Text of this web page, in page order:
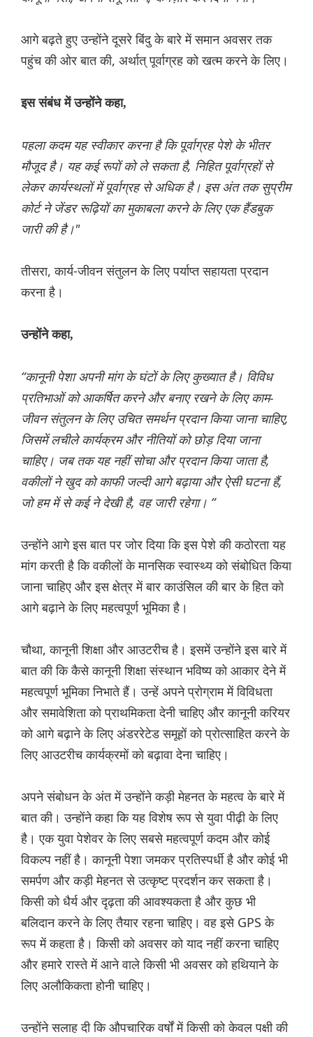
आगे बढ़ते हुए उन्होंने दूसरे बिंदु के बारे में समान अवसर तक
पहुंच की ओर बात की, अर्थात् पूर्वाग्रह को खत्म करने के लिए।
इस संबंध में उन्होंने कहा,
पहला कदम यह स्वीकार करना है कि पूर्वाग्रह पेशे के भीतर
मौजूद है। यह कई रूपों को ले सकता है, निहित पूर्वाग्रहों से
लेकर कार्यस्थलों में पूर्वाग्रह से अधिक है। इस अंत तक सुप्रीम
कोर्ट ने जेंडर रूढ़ियों का मुकाबला करने के लिए एक हैंडबुक
जारी की है।"
तीसरा, कार्य-जीवन संतुलन के लिए पर्याप्त सहायता प्रदान
करना है।
उन्होंने कहा,
“कानूनी पेशा अपनी मांग के घंटों के लिए कुख्यात है। विविध
प्रतिभाओं को आकर्षित करने और बनाए रखने के लिए काम-
जीवन संतुलन के लिए उचित समर्थन प्रदान किया जाना चाहिए,
जिसमें लचीले कार्यक्रम और नीतियों को छोड़ दिया जाना
चाहिए। जब तक यह नहीं सोचा और प्रदान किया जाता है,
वकीलों ने खुद को काफी जल्दी आगे बढ़ाया और ऐसी घटना हैं,
जो हम में से कई ने देखी है, वह जारी रहेगा। ”
उन्होंने आगे इस बात पर जोर दिया कि इस पेशे की कठोरता यह
मांग करती है कि वकीलों के मानसिक स्वास्थ्य को संबोधित किया
जाना चाहिए और इस क्षेत्र में बार काउंसिल की बार के हित को
आगे बढ़ाने के लिए महत्वपूर्ण भूमिका है।
चौथा, कानूनी शिक्षा और आउटरीच है। इसमें उन्होंने इस बारे में
बात की कि कैसे कानूनी शिक्षा संस्थान भविष्य को आकार देने में
महत्वपूर्ण भूमिका निभाते हैं। उन्हें अपने प्रोग्राम में विविधता
और समावेशिता को प्राथमिकता देनी चाहिए और कानूनी करियर
को आगे बढ़ाने के लिए अंडररेटेड समूहों को प्रोत्साहित करने के
लिए आउटरीच कार्यक्रमों को बढ़ावा देना चाहिए।
अपने संबोधन के अंत में उन्होंने कड़ी मेहनत के महत्व के बारे में
बात की। उन्होंने कहा कि यह विशेष रूप से युवा पीढ़ी के लिए
है। एक युवा पेशेवर के लिए सबसे महत्वपूर्ण कदम और कोई
विकल्प नहीं है। कानूनी पेशा जमकर प्रतिस्पर्धी है और कोई भी
समर्पण और कड़ी मेहनत से उत्कृष्ट प्रदर्शन कर सकता है।
किसी को धैर्य और दृढ़ता की आवश्यकता है और कुछ भी
बलिदान करने के लिए तैयार रहना चाहिए। वह इसे GPS के
रूप में कहता है। किसी को अवसर को याद नहीं करना चाहिए
और हमारे रास्ते में आने वाले किसी भी अवसर को हथियाने के
लिए अलौकिकता होनी चाहिए।
उन्होंने सलाह दी कि औपचारिक वर्षों में किसी को केवल पक्षी की